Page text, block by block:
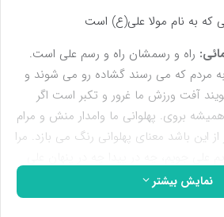
راه و رسمشان راه و رسم علی است.
به مردم که می رسند گشاده رو می شوند و
آفت ورزش ما غرور و تکبر است اگر
بروی. پهلوانی ما وامدار منش و مرام
این باشد معنای پهلوانی رنگ می بازد. مرا
زبان باشد زبان تا در دهان باشد، به هر
علی جویم.
نمایش بیشتر